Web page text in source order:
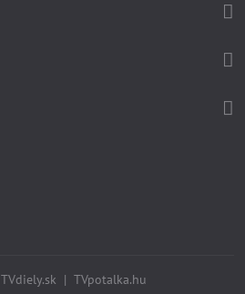
TVdiely.sk | TVpotalka.hu